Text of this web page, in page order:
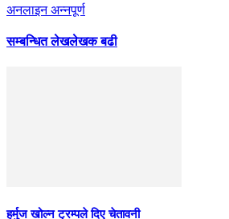
अनलाइन अन्नपूर्ण
सम्बन्धित लेखलेखक बढी
हर्मुज खोल्न ट्रम्पले दिए चेतावनी